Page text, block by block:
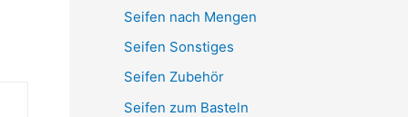
Seifen nach Mengen
Seifen Sonstiges
Seifen Zubehör
Seifen zum Basteln